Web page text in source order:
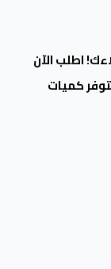
اطلب الآن
كميات